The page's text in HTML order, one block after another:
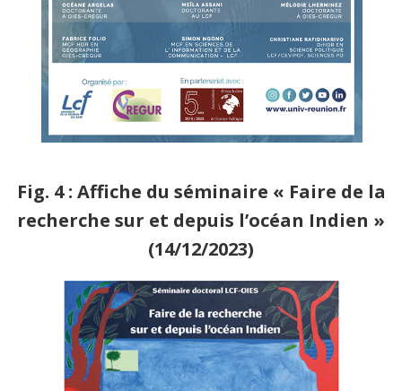
Fig. 4 : Affiche du séminaire « Faire de la
recherche sur et depuis l’océan Indien »
(14/12/2023)